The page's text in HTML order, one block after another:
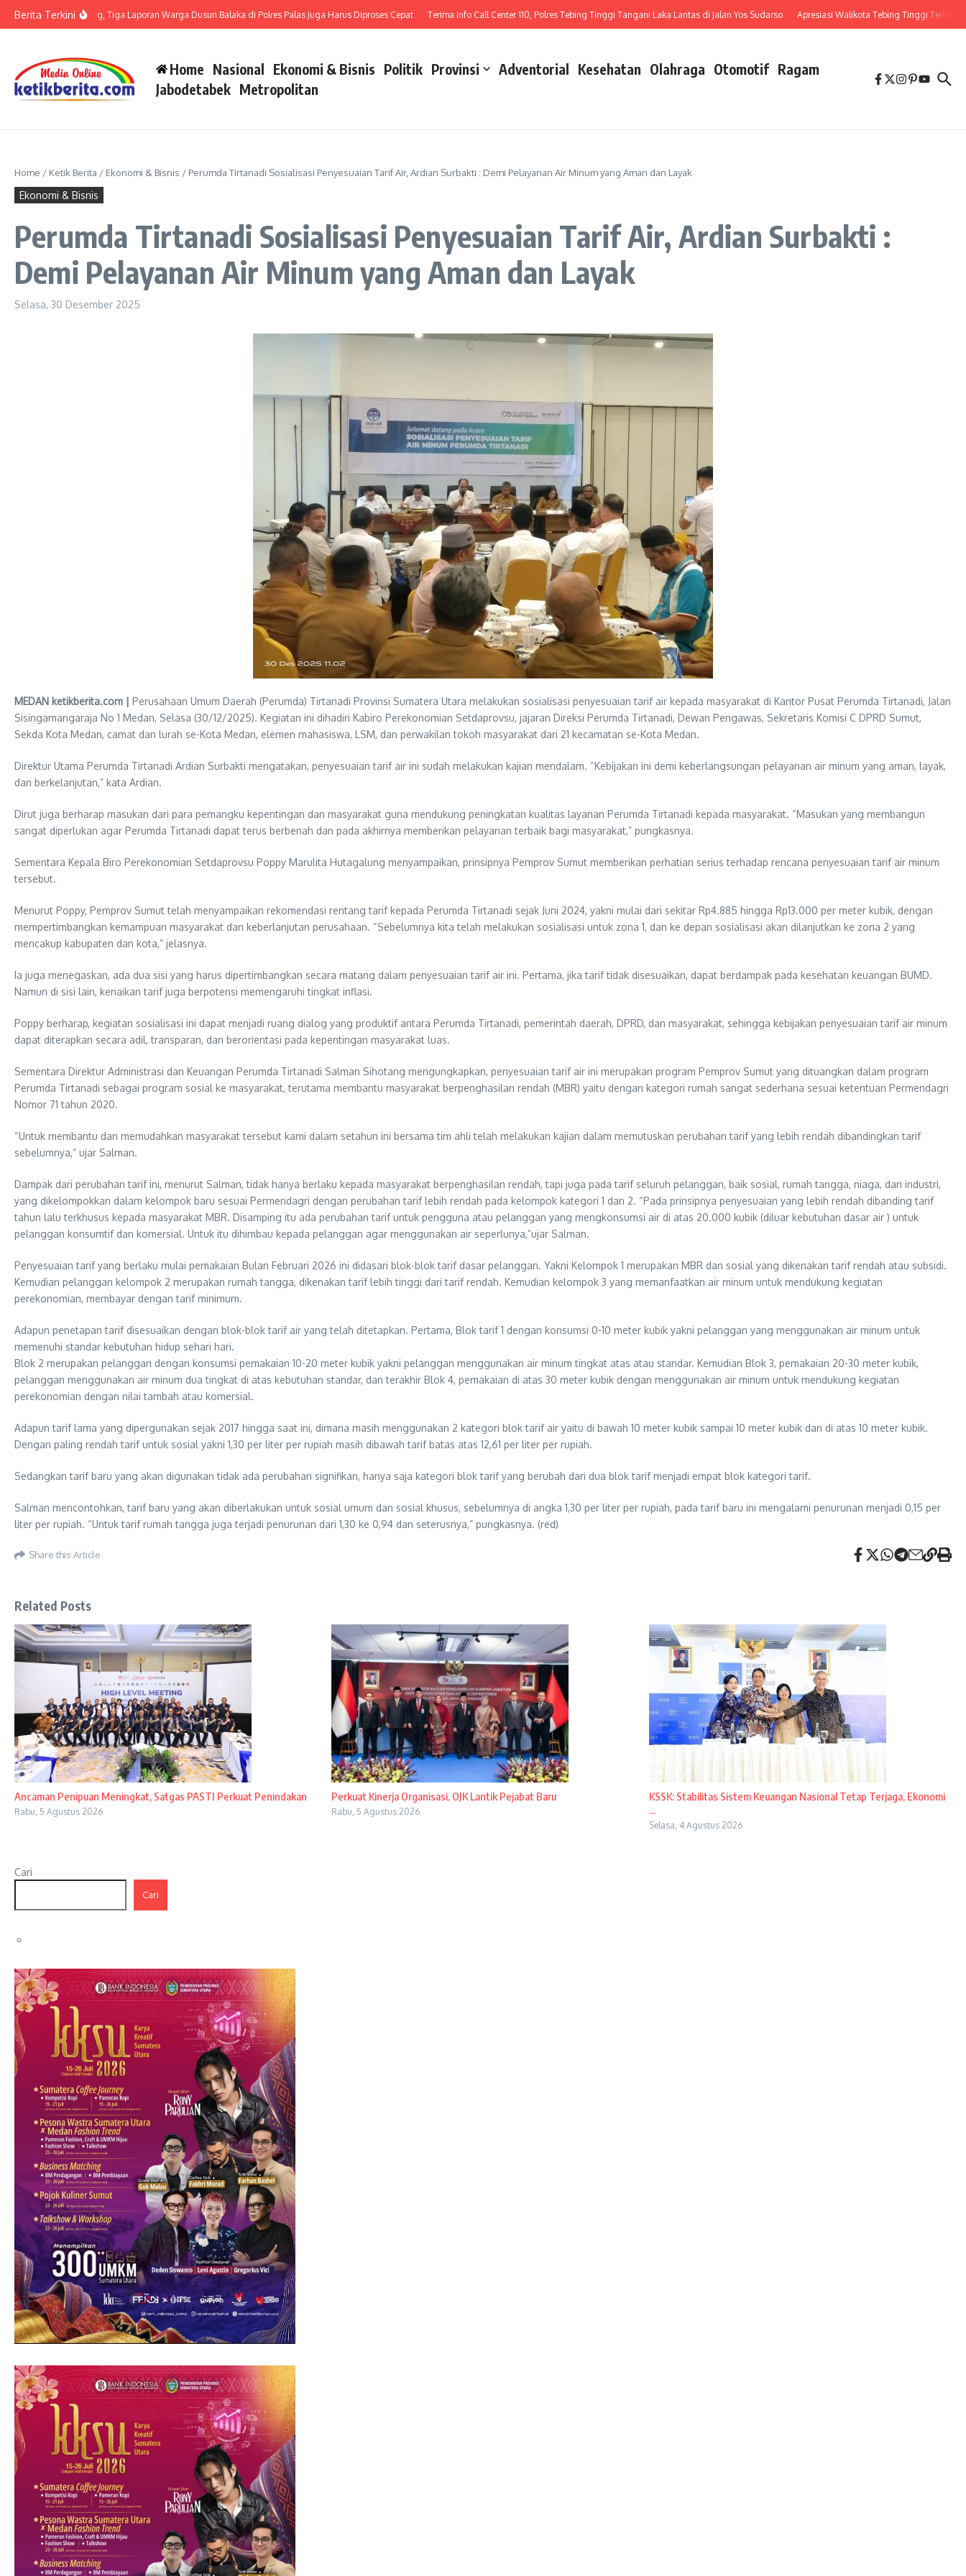
Berita Terkini
di Polsek Barteng, Tiga Laporan Warga Dusun Balaka di Polres Palas Juga Harus Diproses Cepat Terima Info Call Center 110, Polres Tebing Tinggi Tangani Laka Lantas di Jalan Yos Sudarso Apresiasi Walikota Tebing Tinggi Terhadap
Home Nasional Ekonomi & Bisnis Politik Provinsi Adventorial Kesehatan Olahraga Otomotif Ragam
Jabodetabek Metropolitan
Home / Ketik Berita / Ekonomi & Bisnis / Perumda Tirtanadi Sosialisasi Penyesuaian Tarif Air, Ardian Surbakti : Demi Pelayanan Air Minum yang Aman dan Layak
Ekonomi & Bisnis
Perumda Tirtanadi Sosialisasi Penyesuaian Tarif Air, Ardian Surbakti :
Demi Pelayanan Air Minum yang Aman dan Layak
Selasa, 30 Desember 2025
MEDAN ketikberita.com | Perusahaan Umum Daerah (Perumda) Tirtanadi Provinsi Sumatera Utara melakukan sosialisasi penyesuaian tarif air kepada masyarakat di Kantor Pusat Perumda Tirtanadi, Jalan
Sisingamangaraja No 1 Medan, Selasa (30/12/2025). Kegiatan ini dihadiri Kabiro Perekonomian Setdaprovsu, jajaran Direksi Perumda Tirtanadi, Dewan Pengawas, Sekretaris Komisi C DPRD Sumut,
Sekda Kota Medan, camat dan lurah se-Kota Medan, elemen mahasiswa, LSM, dan perwakilan tokoh masyarakat dari 21 kecamatan se-Kota Medan.
Direktur Utama Perumda Tirtanadi Ardian Surbakti mengatakan, penyesuaian tarif air ini sudah melakukan kajian mendalam. “Kebijakan ini demi keberlangsungan pelayanan air minum yang aman, layak,
dan berkelanjutan,” kata Ardian.
Dirut juga berharap masukan dari para pemangku kepentingan dan masyarakat guna mendukung peningkatan kualitas layanan Perumda Tirtanadi kepada masyarakat. “Masukan yang membangun
sangat diperlukan agar Perumda Tirtanadi dapat terus berbenah dan pada akhirnya memberikan pelayanan terbaik bagi masyarakat,” pungkasnya.
Sementara Kepala Biro Perekonomian Setdaprovsu Poppy Marulita Hutagalung menyampaikan, prinsipnya Pemprov Sumut memberikan perhatian serius terhadap rencana penyesuaian tarif air minum
tersebut.
Menurut Poppy, Pemprov Sumut telah menyampaikan rekomendasi rentang tarif kepada Perumda Tirtanadi sejak Juni 2024, yakni mulai dari sekitar Rp4.885 hingga Rp13.000 per meter kubik, dengan
mempertimbangkan kemampuan masyarakat dan keberlanjutan perusahaan. “Sebelumnya kita telah melakukan sosialisasi untuk zona 1, dan ke depan sosialisasi akan dilanjutkan ke zona 2 yang
mencakup kabupaten dan kota,” jelasnya.
Ia juga menegaskan, ada dua sisi yang harus dipertimbangkan secara matang dalam penyesuaian tarif air ini. Pertama, jika tarif tidak disesuaikan, dapat berdampak pada kesehatan keuangan BUMD.
Namun di sisi lain, kenaikan tarif juga berpotensi memengaruhi tingkat inflasi.
Poppy berharap, kegiatan sosialisasi ini dapat menjadi ruang dialog yang produktif antara Perumda Tirtanadi, pemerintah daerah, DPRD, dan masyarakat, sehingga kebijakan penyesuaian tarif air minum
dapat diterapkan secara adil, transparan, dan berorientasi pada kepentingan masyarakat luas.
Sementara Direktur Administrasi dan Keuangan Perumda Tirtanadi Salman Sihotang mengungkapkan, penyesuaian tarif air ini merupakan program Pemprov Sumut yang dituangkan dalam program
Perumda Tirtanadi sebagai program sosial ke masyarakat, terutama membantu masyarakat berpenghasilan rendah (MBR) yaitu dengan kategori rumah sangat sederhana sesuai ketentuan Permendagri
Nomor 71 tahun 2020.
“Untuk membantu dan memudahkan masyarakat tersebut kami dalam setahun ini bersama tim ahli telah melakukan kajian dalam memutuskan perubahan tarif yang lebih rendah dibandingkan tarif
sebelumnya,” ujar Salman.
Dampak dari perubahan tarif ini, menurut Salman, tidak hanya berlaku kepada masyarakat berpenghasilan rendah, tapi juga pada tarif seluruh pelanggan, baik sosial, rumah tangga, niaga, dan industri,
yang dikelompokkan dalam kelompok baru sesuai Permendagri dengan perubahan tarif lebih rendah pada kelompok kategori 1 dan 2. “Pada prinsipnya penyesuaian yang lebih rendah dibanding tarif
tahun lalu terkhusus kepada masyarakat MBR. Disamping itu ada perubahan tarif untuk pengguna atau pelanggan yang mengkonsumsi air di atas 20.000 kubik (diluar kebutuhan dasar air ) untuk
pelanggan konsumtif dan komersial. Untuk itu dihimbau kepada pelanggan agar menggunakan air seperlunya,”ujar Salman.
Penyesuaian tarif yang berlaku mulai pemakaian Bulan Februari 2026 ini didasari blok-blok tarif dasar pelanggan. Yakni Kelompok 1 merupakan MBR dan sosial yang dikenakan tarif rendah atau subsidi.
Kemudian pelanggan kelompok 2 merupakan rumah tangga, dikenakan tarif lebih tinggi dari tarif rendah. Kemudian kelompok 3 yang memanfaatkan air minum untuk mendukung kegiatan
perekonomian, membayar dengan tarif minimum.
Adapun penetapan tarif disesuaikan dengan blok-blok tarif air yang telah ditetapkan. Pertama, Blok tarif 1 dengan konsumsi 0-10 meter kubik yakni pelanggan yang menggunakan air minum untuk
memenuhi standar kebutuhan hidup sehari hari.
Blok 2 merupakan pelanggan dengan konsumsi pemakaian 10-20 meter kubik yakni pelanggan menggunakan air minum tingkat atas atau standar. Kemudian Blok 3, pemakaian 20-30 meter kubik,
pelanggan menggunakan air minum dua tingkat di atas kebutuhan standar, dan terakhir Blok 4, pemakaian di atas 30 meter kubik dengan menggunakan air minum untuk mendukung kegiatan
perekonomian dengan nilai tambah atau komersial.
Adapun tarif lama yang dipergunakan sejak 2017 hingga saat ini, dimana masih menggunakan 2 kategori blok tarif air yaitu di bawah 10 meter kubik sampai 10 meter kubik dan di atas 10 meter kubik.
Dengan paling rendah tarif untuk sosial yakni 1,30 per liter per rupiah masih dibawah tarif batas atas 12,61 per liter per rupiah.
Sedangkan tarif baru yang akan digunakan tidak ada perubahan signifikan, hanya saja kategori blok tarif yang berubah dari dua blok tarif menjadi empat blok kategori tarif.
Salman mencontohkan, tarif baru yang akan diberlakukan untuk sosial umum dan sosial khusus, sebelumnya di angka 1,30 per liter per rupiah, pada tarif baru ini mengalami penurunan menjadi 0,15 per
liter per rupiah. “Untuk tarif rumah tangga juga terjadi penurunan dari 1,30 ke 0,94 dan seterusnya,” pungkasnya. (red)
Share this Article
Related Posts
Ancaman Penipuan Meningkat, Satgas PASTI Perkuat Penindakan
Rabu, 5 Agustus 2026
Perkuat Kinerja Organisasi, OJK Lantik Pejabat Baru
Rabu, 5 Agustus 2026
KSSK: Stabilitas Sistem Keuangan Nasional Tetap Terjaga, Ekonomi
...
Selasa, 4 Agustus 2026
Cari
Cari